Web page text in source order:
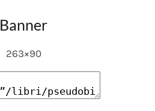
Banner
263×90